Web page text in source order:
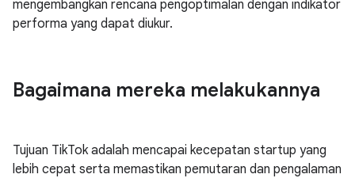
mengembangkan rencana pengoptimalan dengan indikator
performa yang dapat diukur.
Bagaimana mereka melakukannya
Tujuan TikTok adalah mencapai kecepatan startup yang
lebih cepat serta memastikan pemutaran dan pengalaman